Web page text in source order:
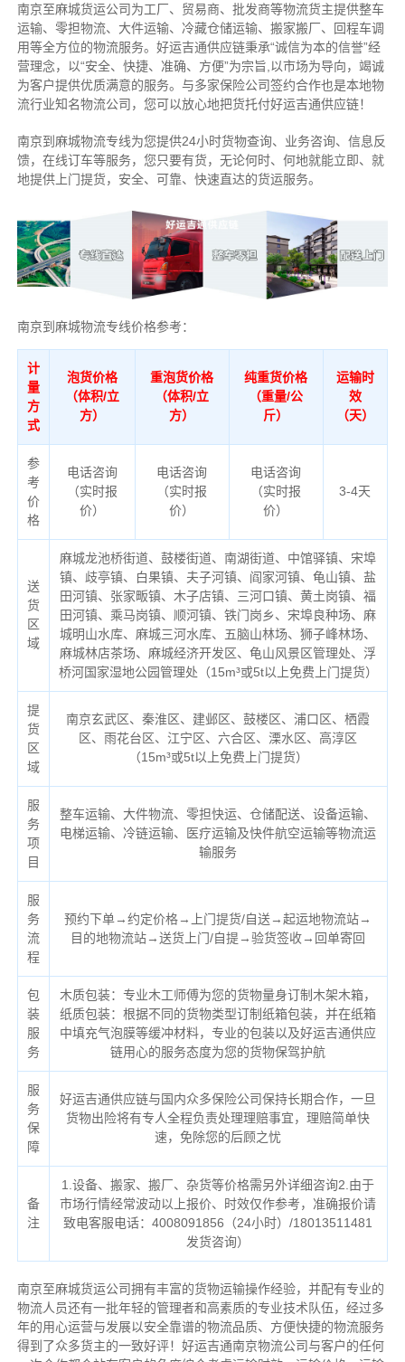
南京至麻城货运公司为工厂、贸易商、批发商等物流货主提供整车
运输、零担物流、大件运输、冷藏仓储运输、搬家搬厂、回程车调
用等全方位的物流服务。好运吉通供应链秉承“诚信为本的信誉”经
营理念，以“安全、快捷、准确、方便”为宗旨,以市场为导向，竭诚
为客户提供优质满意的服务。 与多家保险公司签约合作也是本地物
流行业知名物流公司，您可以放心地把货托付好运吉通供应链！
南京到麻城物流专线为您提供24小时货物查询、业务咨询、信息反
馈，在线订车等服务，您只要有货，无论何时、何地就能立即、就
地提供上门提货，安全、可靠、快速直达的货运服务。
南京到麻城物流专线价格参考：
计
量
方
式
泡货价格
（体积/立
方）
重泡货价格
（体积/立
方）
纯重货价格
（重量/公
斤）
运输时
效
（天）
参
考
价
格
电话咨询
（实时报
价）
电话咨询
（实时报
价）
电话咨询
（实时报
价）
3-4天
送
货
区
域
麻城龙池桥街道、鼓楼街道、南湖街道、中馆驿镇、宋埠
镇、歧亭镇、白果镇、夫子河镇、阎家河镇、龟山镇、盐
田河镇、张家畈镇、木子店镇、三河口镇、黄土岗镇、福
田河镇、乘马岗镇、顺河镇、铁门岗乡、宋埠良种场、麻
城明山水库、麻城三河水库、五脑山林场、狮子峰林场、
麻城林店茶场、麻城经济开发区、龟山风景区管理处、浮
桥河国家湿地公园管理处（15m³或5t以上免费上门提货）
提
货
区
域
南京玄武区、秦淮区、建邺区、鼓楼区、浦口区、栖霞
区、雨花台区、江宁区、六合区、溧水区、高淳区
（15m³或5t以上免费上门提货）
服
务
项
目
整车运输、大件物流、零担快运、仓储配送、设备运输、
电梯运输、冷链运输、医疗运输及快件航空运输等物流运
输服务
服
务
流
程
预约下单→约定价格→上门提货/自送→起运地物流站→
目的地物流站→送货上门/自提→验货签收→回单寄回
包
装
服
务
木质包装：专业木工师傅为您的货物量身订制木架木箱，
纸质包装：根据不同的货物类型订制纸箱包装，并在纸箱
中填充气泡膜等缓冲材料，专业的包装以及好运吉通供应
链用心的服务态度为您的货物保驾护航
服
务
保
障
好运吉通供应链与国内众多保险公司保持长期合作，一旦
货物出险将有专人全程负责处理理赔事宜，理赔简单快
速，免除您的后顾之忧
备
注
1.设备、搬家、搬厂、杂货等价格需另外详细咨询2.由于
市场行情经常波动以上报价、时效仅作参考，准确报价请
致电客服电话：4008091856（24小时）/18013511481
发货咨询）
南京至麻城货运公司拥有丰富的货物运输操作经验，并配有专业的
物流人员还有一批年轻的管理者和高素质的专业技术队伍，经过多
年的用心运营与发展以安全靠谱的物流品质、方便快捷的物流服务
得到了众多货主的一致好评！好运吉通南京物流公司与客户的任何